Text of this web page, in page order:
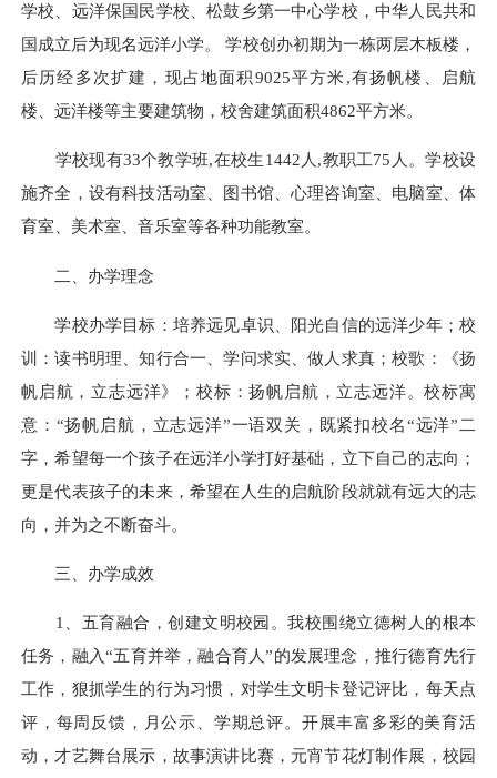
学校、远洋保国民学校、松鼓乡第一中心学校，中华人民共和
国成立后为现名远洋小学。 学校创办初期为一栋两层木板楼，
后历经多次扩建，现占地面积9025平方米,有扬帆楼、启航
楼、远洋楼等主要建筑物，校舍建筑面积4862平方米。
学校现有33个教学班,在校生1442人,教职工75人。学校设
施齐全，设有科技活动室、图书馆、心理咨询室、电脑室、体
育室、美术室、音乐室等各种功能教室。
二、办学理念
学校办学目标：培养远见卓识、阳光自信的远洋少年；校
训：读书明理、知行合一、学问求实、做人求真；校歌：《扬
帆启航，立志远洋》；校标：扬帆启航，立志远洋。校标寓
意：“扬帆启航，立志远洋”一语双关，既紧扣校名“远洋”二
字，希望每一个孩子在远洋小学打好基础，立下自己的志向；
更是代表孩子的未来，希望在人生的启航阶段就就有远大的志
向，并为之不断奋斗。
三、办学成效
1、五育融合，创建文明校园。我校围绕立德树人的根本
任务，融入“五育并举，融合育人”的发展理念，推行德育先行
工作，狠抓学生的行为习惯，对学生文明卡登记评比，每天点
评，每周反馈，月公示、学期总评。开展丰富多彩的美育活
动，才艺舞台展示，故事演讲比赛，元宵节花灯制作展，校园